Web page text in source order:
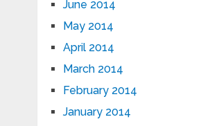
June 2014
May 2014
April 2014
March 2014
February 2014
January 2014